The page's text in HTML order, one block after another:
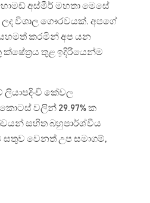
අස්මීර් මහතා මෙසේ
විශාල ගෞරවයක්. අපගේ
කරමින් අප යන
තුළ ඉදිරියෙන්ම
කේවල
වලින් 29.97% ක
සහිත බහුපාර්ශ්වීය
සතුව වෙනත් උප සමාගම්,